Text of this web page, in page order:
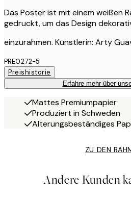
Das Poster ist mit einem weißen
gedruckt, um das Design
einzurahmen. Künstlerin: Arty
PRE0272-5
Preishistorie
Erfahre mehr über
Mattes Premiumpapier
Produziert in Schweden
Alterungsbeständiges
ZU DEN
Andere Kunden